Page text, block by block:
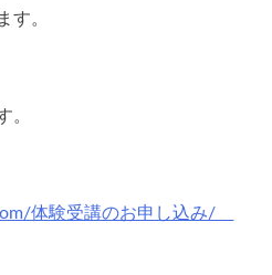
す。
。
体験受講のお申し込み/